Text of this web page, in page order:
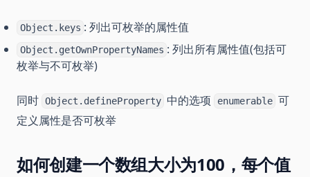
Object.keys : 列出可枚举的属性值
Object.getOwnPropertyNames : 列出所有属性值(包括可
枚举与不可枚举)
同时 Object.defineProperty 中的选项 enumerable 可
定义属性是否可枚举
如何创建一个数组大小为100，每个值